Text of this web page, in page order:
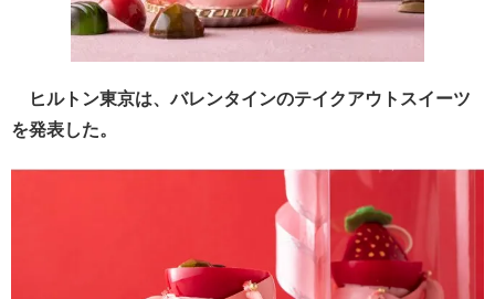
ヒルトン東京は、バレンタインのテイクアウトスイーツ
を発表した。